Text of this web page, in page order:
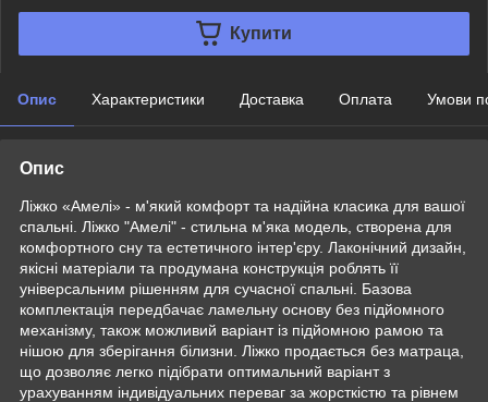
Купити
Опис Характеристики Доставка Оплата Умови
Опис
Ліжко «Амелі» - м'який комфорт та надійна класика для вашої
спальні. Ліжко "Амелі" - стильна м'яка модель, створена для
комфортного сну та естетичного інтер'єру. Лаконічний дизайн,
якісні матеріали та продумана конструкція роблять її
універсальним рішенням для сучасної спальні. Базова
комплектація передбачає ламельну основу без підйомного
механізму, також можливий варіант із підйомною рамою та
нішою для зберігання білизни. Ліжко продається без матраца,
що дозволяє легко підібрати оптимальний варіант з
урахуванням індивідуальних переваг за жорсткістю та рівнем